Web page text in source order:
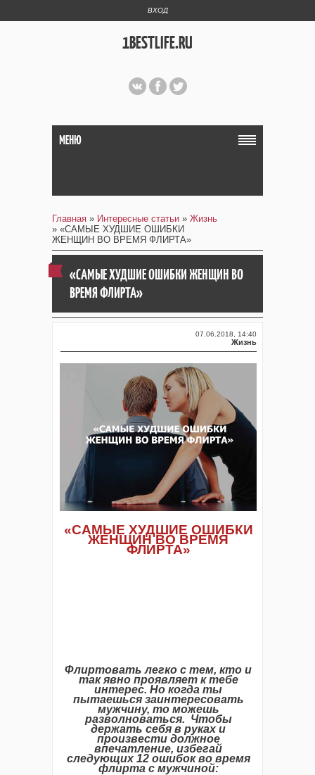
ВХОД
1BESTLIFE.RU
МЕНЮ
Главная » Интересные статьи » Жизнь
» «САМЫЕ ХУДШИЕ ОШИБКИ
ЖЕНЩИН ВО ВРЕМЯ ФЛИРТА»
«САМЫЕ ХУДШИЕ ОШИБКИ ЖЕНЩИН ВО
ВРЕМЯ ФЛИРТА»
07.06.2018, 14:40
Жизнь
«САМЫЕ ХУДШИЕ ОШИБКИ
ЖЕНЩИН ВО ВРЕМЯ
ФЛИРТА»
Флиртовать легко с тем, кто и
так явно проявляет к тебе
интерес. Но когда ты
пытаешься заинтересовать
мужчину, то можешь
разволноваться. Чтобы
держать себя в руках и
произвести должное
впечатление, избегай
следующих 12 ошибок во время
флирта с мужчиной: